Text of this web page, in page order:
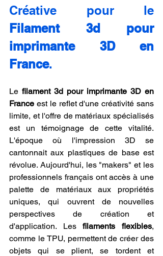
Filament 3d pour
imprimante 3D en
France.
Le filament 3d pour imprimante 3D en
France est le reflet d'une créativité sans
limite, et l'offre de matériaux spécialisés
est un témoignage de cette vitalité.
L'époque où l'impression 3D se
cantonnait aux plastiques de base est
révolue. Aujourd'hui, les "makers" et les
professionnels français ont accès à une
palette de matériaux aux propriétés
uniques, qui ouvrent de nouvelles
perspectives de création et
d'application. Les filaments flexibles,
comme le TPU, permettent de créer des
objets qui se plient, se tordent et